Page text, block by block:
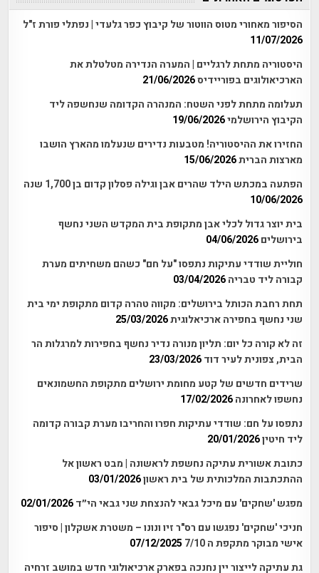
הסיפור מאחורי מטוס הווטור של קיבוץ כפר גלעדי | נפתלי פורת ז"ל
11/07/2026
היסטוריה מתחת לרגליים | המערה הנדירה מטלטלת את
הארכיאולוגים בפוריידיס21/06/2026
תעלומה מתחת לפני השטח: המנהרה הקדומה שנחשפה ליד
הקיבוץ הירושלמי19/06/2026
החזירו את ההיסטוריה! מטבעות נדירים שנעלמו מהארץ הושבו
מארצות הברית15/06/2026
הפתעה במכתש הילד שהרים אבן וגילה פסלון קדום בן 1,700 שנה
10/06/2026
בית יוצר גדול לכלי אבן מתקופת בית המקדש השני נחשף
בירושלים 04/06/2026
חוליית שודדי עתיקות נתפסו "על חם" כשהם משחיתים מערת
קבורה ליד טבריה 03/04/2026
תחת רחבת הכותל בירושלים: מקווה טהרה קדום מתקופת ימי בית
שני נחשף בחפירה ארכיאלוגית25/03/2026
זה לא קורה כל יום: תליון מנורה נדיר נחשף בחפירות למרגלות הר
הבית, צפונית לעיר דוד 23/03/2026
שרידים חדשים של קטע מחומת ירושלים מתקופת החשמונאים
נחשפו לאחרונה 17/02/2026
נתפסו על חם: שודדי עתיקות חפרו והחריבו מערת קבורה קדומה
ליד חיטין20/01/2026
כתובת אשורית עתיקה נחשפת לראשונה | מבט ראשון אל
ההתכתבות המלכותית של בית ראשון03/01/2026
מפגש 'שחקים' עם מיכל גבאי להנצחת שני גבאי הי״ד 02/01/2026
חניכי 'שחקים' נפגשו עם רס"ר זיו ונונו – משטרת אשקלון | סיפור
אישי מבוקר מתקפת ה 7/10
07/12/2025
גת עתיקה לייצור יין נחנכה בפארק ארכיאולוגי חדש במושב זרחיה